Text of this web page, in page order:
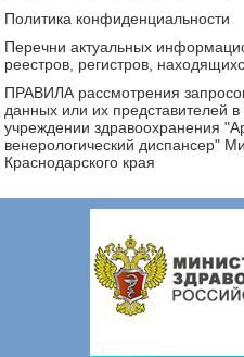
Политика конфиденциальности
Перечни актуальных
реестров, регистров,
ПРАВИЛА рассмотрения
данных или их представителей
учреждении здравоохранения
венерологический диспансер"
Краснодарского края